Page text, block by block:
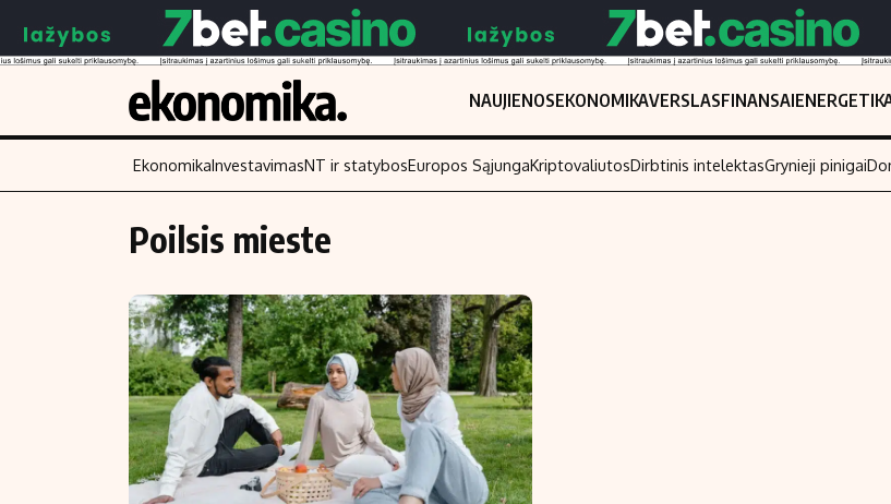
NAUJIENOSEKONOMIKAVERSLASFINANSAI
Turinys
Naujienos
Aplinka
Verslas
Energetika
Ekonomika
Politika
Finansai
Įmonės
Žemės ūkis
Technologijos
Laisvalaikis
EkonomikaInvestavimasNT ir statybosEuropos SąjungaKriptovaliutosDirbtinis intelektasGrynieji pinigai
Poilsis mieste